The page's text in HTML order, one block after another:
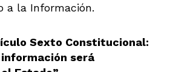
a la Información.
Sexto Constitucional:
será